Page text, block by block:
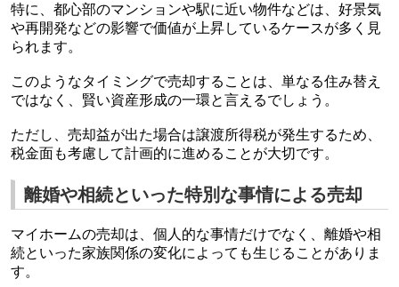
特に、都心部のマンションや駅に近い物件などは、好景気
や再開発などの影響で価値が上昇しているケースが多く見
られます。
このようなタイミングで売却することは、単なる住み替え
ではなく、賢い資産形成の一環と言えるでしょう。
ただし、売却益が出た場合は譲渡所得税が発生するため、
税金面も考慮して計画的に進めることが大切です。
離婚や相続といった特別な事情による売却
マイホームの売却は、個人的な事情だけでなく、離婚や相
続といった家族関係の変化によっても生じることがありま
す。